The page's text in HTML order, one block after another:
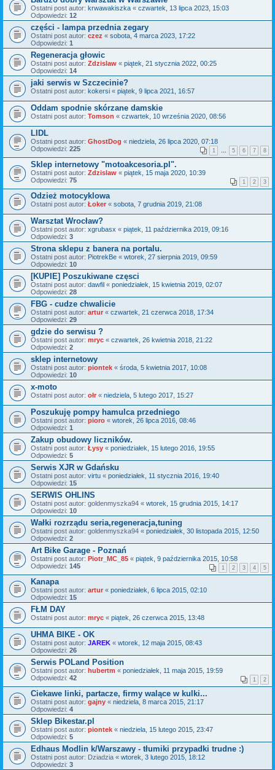
Ostatni post autor: krwawakiszka « czwartek, 13 lipca 2023, 15:03
Odpowiedzi: 12
części - lampa przednia zegary
Ostatni post autor: czez « sobota, 4 marca 2023, 17:22
Odpowiedzi: 1
Regeneracja głowic
Ostatni post autor: Zdzislaw « piątek, 21 stycznia 2022, 00:25
Odpowiedzi: 14
jaki serwis w Szczecinie?
Ostatni post autor: kokersi « piątek, 9 lipca 2021, 16:57
Oddam spodnie skórzane damskie
Ostatni post autor: Tomson « czwartek, 10 września 2020, 08:56
LIDL
Ostatni post autor: GhostDog « niedziela, 26 lipca 2020, 07:18
Odpowiedzi: 225 1 … 5 6 7 8
Sklep internetowy "motoakcesoria.pl".
Ostatni post autor: Zdzislaw « piątek, 15 maja 2020, 10:39
Odpowiedzi: 75 1 2 3
Odzież motocyklowa
Ostatni post autor: Łoker « sobota, 7 grudnia 2019, 21:08
Warsztat Wrocław?
Ostatni post autor: xgrubasx « piątek, 11 października 2019, 09:16
Odpowiedzi: 3
Strona sklepu z banera na portalu.
Ostatni post autor: PiotrekBe « wtorek, 27 sierpnia 2019, 09:59
Odpowiedzi: 10
[KUPIE] Poszukiwane częsci
Ostatni post autor: dawfil « poniedziałek, 15 kwietnia 2019, 02:07
Odpowiedzi: 28
FBG - cudze chwalicie
Ostatni post autor: artur « czwartek, 21 czerwca 2018, 17:34
Odpowiedzi: 29
gdzie do serwisu ?
Ostatni post autor: mryc « czwartek, 26 kwietnia 2018, 21:22
Odpowiedzi: 2
sklep internetowy
Ostatni post autor: piontek « środa, 5 kwietnia 2017, 10:08
Odpowiedzi: 10
x-moto
Ostatni post autor: ołr « niedziela, 5 lutego 2017, 15:27
Poszukuję pompy hamulca przedniego
Ostatni post autor: pioro « wtorek, 26 lipca 2016, 08:46
Odpowiedzi: 1
Zakup obudowy liczników.
Ostatni post autor: Łysy « poniedziałek, 15 lutego 2016, 19:55
Odpowiedzi: 5
Serwis XJR w Gdańsku
Ostatni post autor: virtu « poniedziałek, 11 stycznia 2016, 19:40
Odpowiedzi: 15
SERWIS OHLINS
Ostatni post autor: goldenmyszka94 « wtorek, 15 grudnia 2015, 14:17
Odpowiedzi: 10
Wałki rozrządu seria,regeneracja,tuning
Ostatni post autor: goldenmyszka94 « poniedziałek, 30 listopada 2015, 12:50
Odpowiedzi: 2
Art Bike Garage - Poznań
Ostatni post autor: Piotr_MC_85 « piątek, 9 października 2015, 10:58
Odpowiedzi: 145 1 2 3 4 5
Kanapa
Ostatni post autor: artur « poniedziałek, 6 lipca 2015, 02:10
Odpowiedzi: 15
FŁM DAY
Ostatni post autor: mryc « piątek, 26 czerwca 2015, 13:48
UHMA BIKE - OK
Ostatni post autor: JAREK « wtorek, 12 maja 2015, 08:43
Odpowiedzi: 26
Serwis POLand Position
Ostatni post autor: hubertm « poniedziałek, 11 maja 2015, 19:59
Odpowiedzi: 42 1 2
Ciekawe linki, partacze, firmy walące w kulki...
Ostatni post autor: gajny « niedziela, 8 marca 2015, 21:17
Odpowiedzi: 4
Sklep Bikestar.pl
Ostatni post autor: piontek « niedziela, 15 lutego 2015, 23:47
Odpowiedzi: 5
Edhaus Modlin k/Warszawy - tłumiki przypadki trudne :)
Ostatni post autor: Dziadzia « wtorek, 3 lutego 2015, 18:12
Odpowiedzi: 3